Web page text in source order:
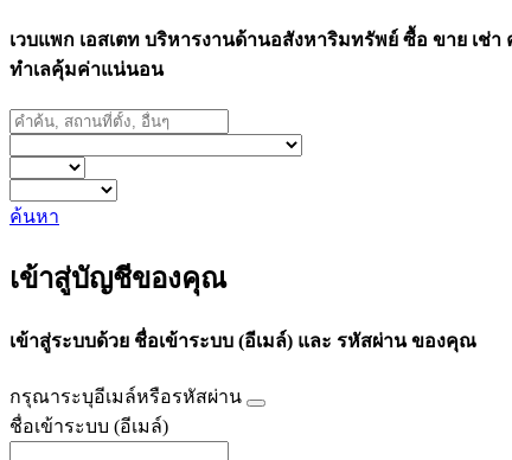
เวบแพก เอสเตท บริหารงานด้านอสังหาริมทรัพย์ ซื้อ ขาย เช่
ทำเลคุ้มค่าแน่นอน
ค้นหา
เข้าสู่บัญชีของคุณ
เข้าสู่ระบบด้วย ชื่อเข้าระบบ (อีเมล์) และ รหัสผ่าน ของคุณ
กรุณาระบุอีเมล์หรือรหัสผ่าน
ชื่อเข้าระบบ (อีเมล์)